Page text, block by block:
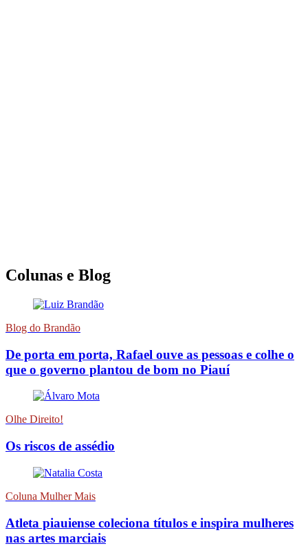
Colunas e Blog
Blog do Brandão
De porta em porta, Rafael ouve as pessoas e colhe o
que o governo plantou de bom no Piauí
Olhe Direito!
Os riscos de assédio
Coluna Mulher Mais
Atleta piauiense coleciona títulos e inspira mulheres
nas artes marciais